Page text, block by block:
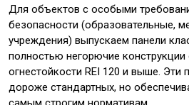
Для объектов с особыми
безопасности (образовательные,
учреждения) выпускаем панели
полностью негорючие
огнестойкости REI 120 и выше. Эти
дороже стандартных, но